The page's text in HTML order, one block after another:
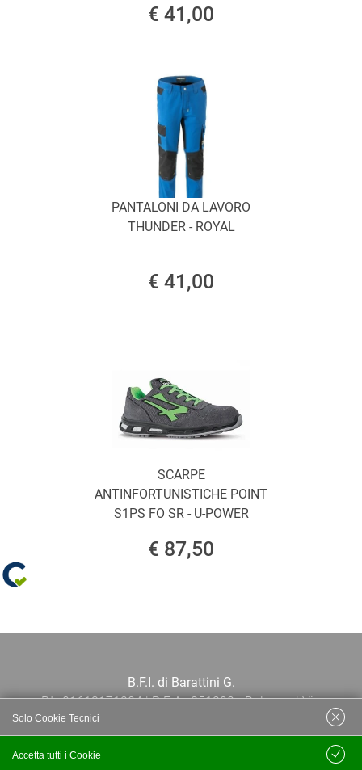
€ 41,00
PANTALONI DA LAVORO
THUNDER - ROYAL
€ 41,00
SCARPE
ANTINFORTUNISTICHE POINT
S1PS FO SR - U-POWER
€ 87,50
B.F.I. di Barattini G.
P.I.: 01613171204 | R.E.A.: 351290 - Bologna | Via
Po 13E, 40139, Bologna | Telefono: 051
444638 | Email: bfi@bfi.bo.it
Accetta tutti i Cookie
Solo Cookie Tecnici
Salva